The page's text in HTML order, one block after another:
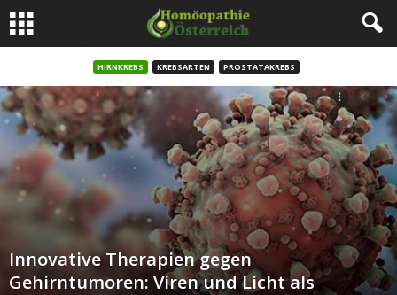
HIRNKREBS KREBSARTEN PROSTATAKREBS
Innovative Therapien gegen
Gehirntumoren: Viren und Licht als